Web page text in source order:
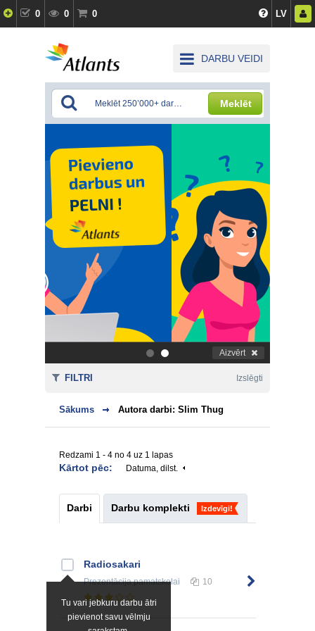
0 0 0 LV
DARBU VEIDI
Meklēt
. Aizvērt
Sākums Autora darbi: Slim Thug
Redzami 1 - 4 no 4 uz 1 lapas
Kārtot pēc: Datuma, dilst.
Darbi Darbu komplekti Izdevīgi!
Tu vari jebkuru darbu ātri
pievienot savu vēlmju
Radiosakari
Prezentācijapamatskolai 10
FILTRI Izslēgti